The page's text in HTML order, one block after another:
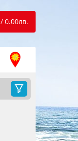
/ 0.00лв.